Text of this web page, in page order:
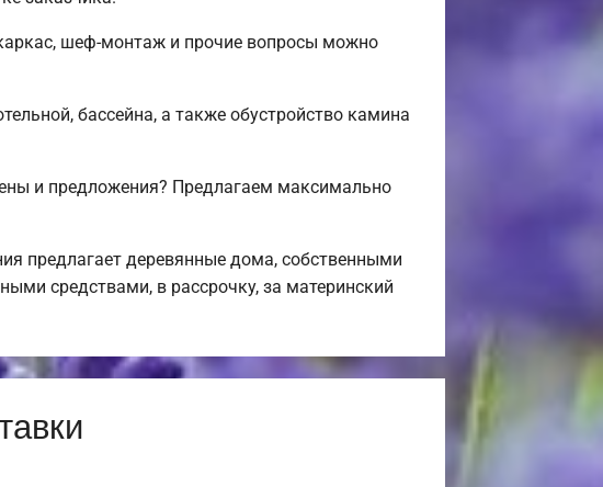
шеф-монтаж и прочие вопросы можно
бассейна, а также обустройство камина
и предложения? Предлагаем максимально
предлагает деревянные дома, собственными
средствами, в рассрочку, за материнский